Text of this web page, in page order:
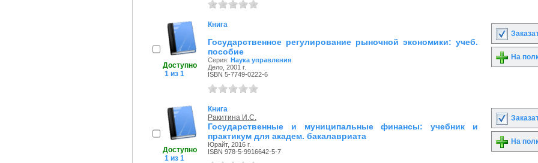
Доступно
1 из 1
Книга
Государственное регулирование рыночной экономики: учеб.
пособие
Серия: Наука управления
Дело, 2001 г.
ISBN 5-7749-0222-6
На
Доступно
1 из 1
Книга
Ракитина И.С.
Государственные и муниципальные финансы: учебник и
практикум для академ. бакалавриата
Юрайт, 2016 г.
ISBN 978-5-9916642-5-7
На